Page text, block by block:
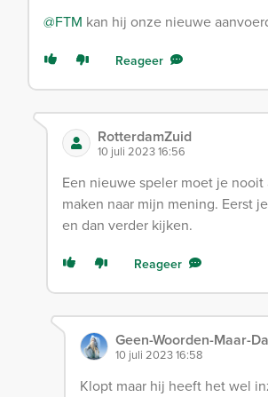
@FTM kan hij onze nieuwe
Reageer
RotterdamZuid
10 juli 2023 16:56
Een nieuwe speler moet je nooit
maken naar mijn mening. Eerst
en dan verder kijken.
Reageer
Geen-Woorden-Maar-
10 juli 2023 16:58
Klopt maar hij heeft het wel